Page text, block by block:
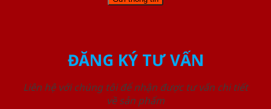
ĐĂNG KÝ TƯ VẤN
Liên hệ với chúng tôi để nhận được tư vấn chi tiết
về sản phẩm